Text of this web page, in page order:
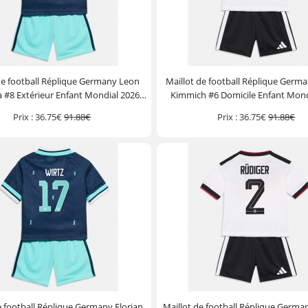
football Réplique Germany Leon
#8 Extérieur Enfant Mondial 2026
Prix :36.75€91.88€
Maillot de football Réplique
Kimmich #6 Domicile Enfant
Prix :36.75€91.88€